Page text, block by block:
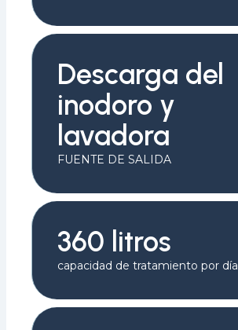
Descarga del
inodoro y
lavadora
FUENTE DE SALIDA
360 litros
capacidad de tratamiento por día